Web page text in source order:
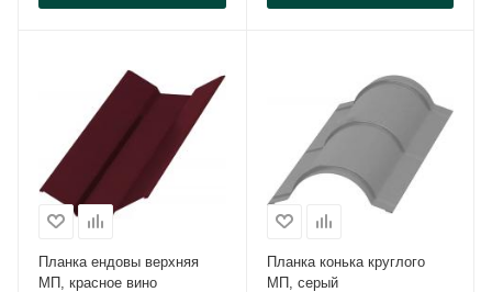
Планка ендовы верхняя
МП, красное вино
Планка конька круглого
МП, серый